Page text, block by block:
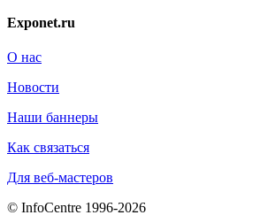
Exponet.ru
О нас
Новости
Наши баннеры
Как связаться
Для веб-мастеров
© InfoCentre 1996-2026